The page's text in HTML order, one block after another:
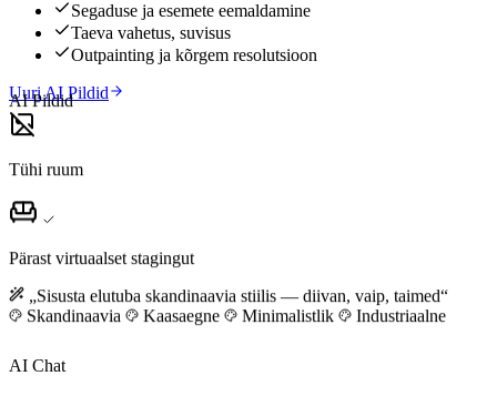
Segaduse ja esemete eemaldamine
Taeva vahetus, suvisus
Outpainting ja kõrgem resolutsioon
Uuri AI Pildid
AI Pildid
Tühi ruum
Pärast virtuaalset stagingut
„Sisusta elutuba skandinaavia stiilis — diivan, vaip, taimed“
Skandinaavia
Kaasaegne Minimalistlik Industriaalne
AI Chat